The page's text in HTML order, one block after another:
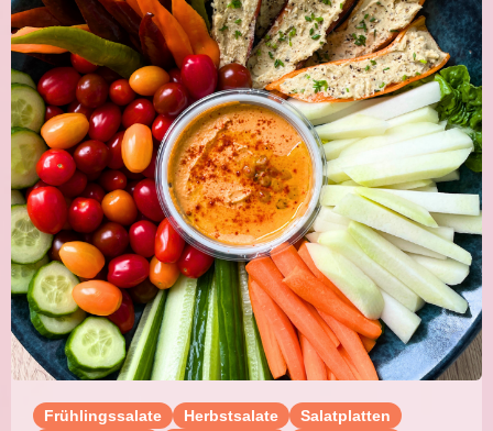
Frühlingssalate Herbstsalate
Salatplatten